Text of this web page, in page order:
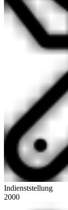
Indienststellung
2000